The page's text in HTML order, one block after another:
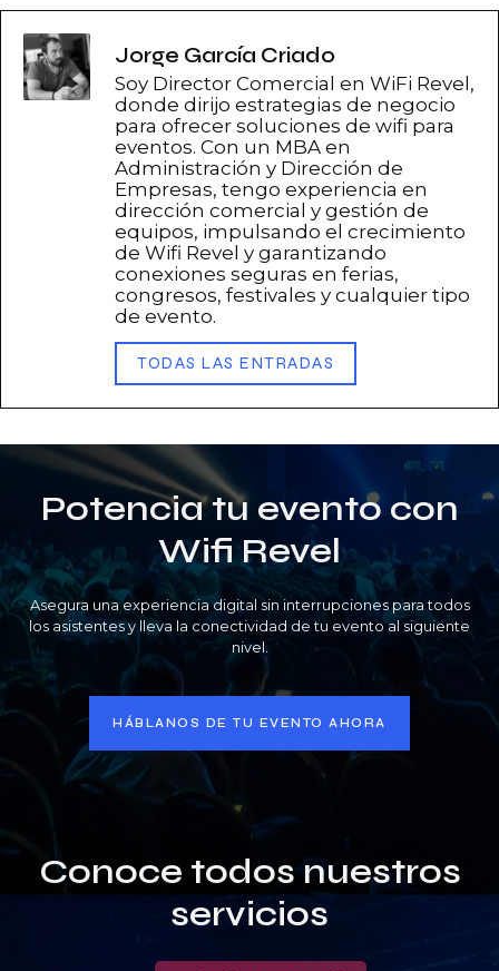
Jorge García Criado
Soy Director Comercial en WiFi Revel,
donde dirijo estrategias de negocio
para ofrecer soluciones de wifi para
eventos. Con un MBA en
Administración y Dirección de
Empresas, tengo experiencia en
dirección comercial y gestión de
equipos, impulsando el crecimiento
de Wifi Revel y garantizando
conexiones seguras en ferias,
congresos, festivales y cualquier tipo
de evento.
TODAS LAS ENTRADAS
Potencia tu evento con
Wifi Revel
Asegura una experiencia digital sin interrupciones para todos
los asistentes y lleva la conectividad de tu evento al siguiente
nivel.
HÁBLANOS DE TU EVENTO AHORA
Conoce todos nuestros
servicios